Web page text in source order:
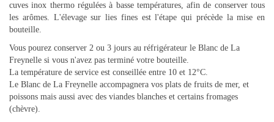
cuves inox thermo régulées à basse températures, afin de conserver tous
les arômes. L'élevage sur lies fines est l'étape qui précède la mise en
bouteille.
Vous pourez conserver 2 ou 3 jours au réfrigérateur le Blanc de La
Freynelle si vous n'avez pas terminé votre bouteille.
La température de service est conseillée entre 10 et 12°C.
Le Blanc de La Freynelle accompagnera vos plats de fruits de mer, et
poissons mais aussi avec des viandes blanches et certains fromages
(chèvre).